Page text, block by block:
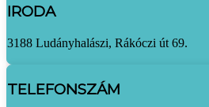
IRODA
3188 Ludányhalászi, Rákóczi út 69.
TELEFONSZÁM